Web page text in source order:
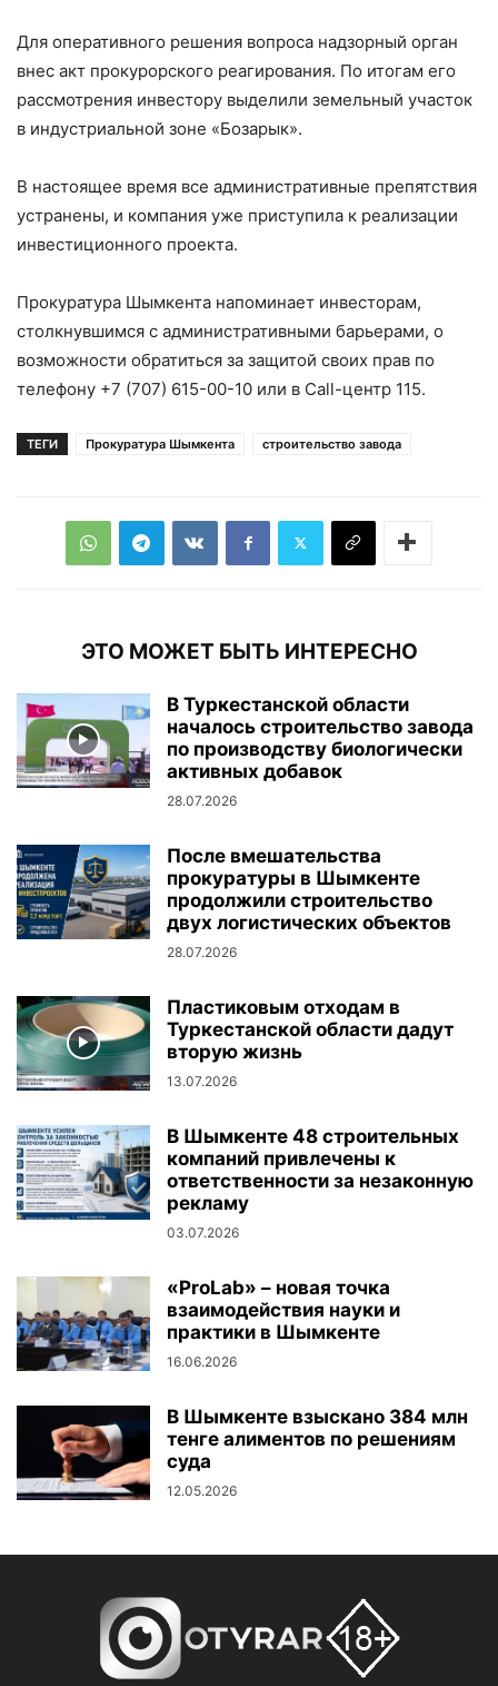
Для оперативного решения вопроса надзорный орган
внес акт прокурорского реагирования. По итогам его
рассмотрения инвестору выделили земельный участок
в индустриальной зоне «Бозарык».
В настоящее время все административные препятствия
устранены, и компания уже приступила к реализации
инвестиционного проекта.
Прокуратура Шымкента напоминает инвесторам,
столкнувшимся с административными барьерами, о
возможности обратиться за защитой своих прав по
телефону +7 (707) 615-00-10 или в Call-центр 115.
ТЕГИ Прокуратура Шымкента строительство завода
ЭТО МОЖЕТ БЫТЬ ИНТЕРЕСНО
В Туркестанской области
началось строительство завода
по производству биологически
активных добавок
28.07.2026
После вмешательства
прокуратуры в Шымкенте
продолжили строительство
двух логистических объектов
28.07.2026
Пластиковым отходам в
Туркестанской области дадут
вторую жизнь
13.07.2026
В Шымкенте 48 строительных
компаний привлечены к
ответственности за незаконную
рекламу
03.07.2026
«ProLab» – новая точка
взаимодействия науки и
практики в Шымкенте
16.06.2026
В Шымкенте взыскано 384 млн
тенге алиментов по решениям
суда
12.05.2026